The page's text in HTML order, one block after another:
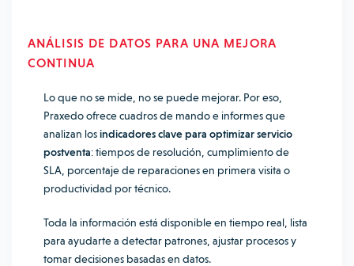
ANÁLISIS DE DATOS PARA UNA MEJORA
CONTINUA
Lo que no se mide, no se puede mejorar. Por eso,
Praxedo ofrece cuadros de mando e informes que
analizan losindicadores clave para optimizar servicio
postventa: tiempos de resolución, cumplimiento de
SLA, porcentaje de reparaciones en primera visita o
productividad por técnico.
Toda la información está disponible en tiempo real, lista
para ayudarte a detectar patrones, ajustar procesos y
tomar decisiones basadas en datos.